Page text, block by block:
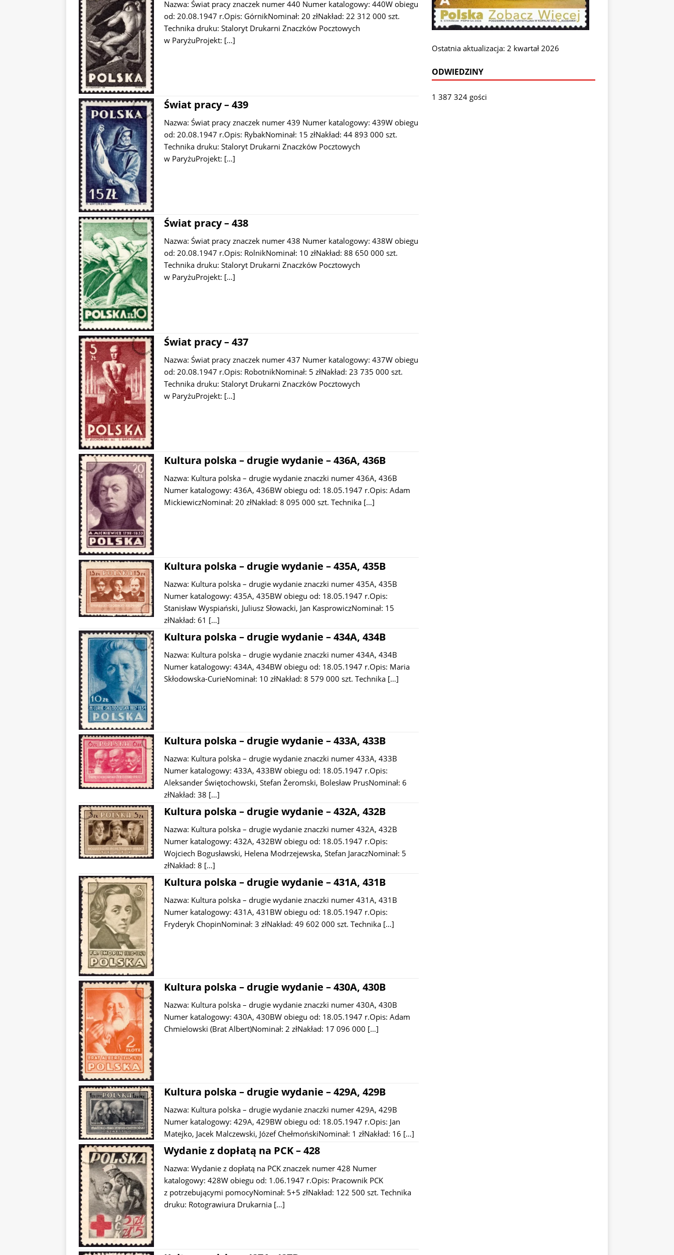
Nazwa: Świat pracy znaczek numer 440 Numer katalogowy: 440W obiegu
od: 20.08.1947 r.Opis: GórnikNominał: 20 złNakład: 22 312 000 szt.
Technika druku: Staloryt Drukarni Znaczków Pocztowych
w ParyżuProjekt: […]
Świat pracy – 439
Nazwa: Świat pracy znaczek numer 439 Numer katalogowy: 439W obiegu
od: 20.08.1947 r.Opis: RybakNominał: 15 złNakład: 44 893 000 szt.
Technika druku: Staloryt Drukarni Znaczków Pocztowych
w ParyżuProjekt: […]
Świat pracy – 438
Nazwa: Świat pracy znaczek numer 438 Numer katalogowy: 438W obiegu
od: 20.08.1947 r.Opis: RolnikNominał: 10 złNakład: 88 650 000 szt.
Technika druku: Staloryt Drukarni Znaczków Pocztowych
w ParyżuProjekt: […]
Świat pracy – 437
Nazwa: Świat pracy znaczek numer 437 Numer katalogowy: 437W obiegu
od: 20.08.1947 r.Opis: RobotnikNominał: 5 złNakład: 23 735 000 szt.
Technika druku: Staloryt Drukarni Znaczków Pocztowych
w ParyżuProjekt: […]
Kultura polska – drugie wydanie – 436A, 436B
Nazwa: Kultura polska – drugie wydanie znaczki numer 436A, 436B
Numer katalogowy: 436A, 436BW obiegu od: 18.05.1947 r.Opis: Adam
MickiewiczNominał: 20 złNakład: 8 095 000 szt. Technika […]
Kultura polska – drugie wydanie – 435A, 435B
Nazwa: Kultura polska – drugie wydanie znaczki numer 435A, 435B
Numer katalogowy: 435A, 435BW obiegu od: 18.05.1947 r.Opis:
Stanisław Wyspiański, Juliusz Słowacki, Jan KasprowiczNominał: 15
złNakład: 61 […]
Kultura polska – drugie wydanie – 434A, 434B
Nazwa: Kultura polska – drugie wydanie znaczki numer 434A, 434B
Numer katalogowy: 434A, 434BW obiegu od: 18.05.1947 r.Opis: Maria
Skłodowska-CurieNominał: 10 złNakład: 8 579 000 szt. Technika […]
Kultura polska – drugie wydanie – 433A, 433B
Nazwa: Kultura polska – drugie wydanie znaczki numer 433A, 433B
Numer katalogowy: 433A, 433BW obiegu od: 18.05.1947 r.Opis:
Aleksander Świętochowski, Stefan Żeromski, Bolesław PrusNominał: 6
złNakład: 38 […]
Kultura polska – drugie wydanie – 432A, 432B
Nazwa: Kultura polska – drugie wydanie znaczki numer 432A, 432B
Numer katalogowy: 432A, 432BW obiegu od: 18.05.1947 r.Opis:
Wojciech Bogusławski, Helena Modrzejewska, Stefan JaraczNominał: 5
złNakład: 8 […]
Kultura polska – drugie wydanie – 431A, 431B
Nazwa: Kultura polska – drugie wydanie znaczki numer 431A, 431B
Numer katalogowy: 431A, 431BW obiegu od: 18.05.1947 r.Opis:
Fryderyk ChopinNominał: 3 złNakład: 49 602 000 szt. Technika […]
Kultura polska – drugie wydanie – 430A, 430B
Nazwa: Kultura polska – drugie wydanie znaczki numer 430A, 430B
Numer katalogowy: 430A, 430BW obiegu od: 18.05.1947 r.Opis: Adam
Chmielowski (Brat Albert)Nominał: 2 złNakład: 17 096 000 […]
Kultura polska – drugie wydanie – 429A, 429B
Nazwa: Kultura polska – drugie wydanie znaczki numer 429A, 429B
Numer katalogowy: 429A, 429BW obiegu od: 18.05.1947 r.Opis: Jan
Matejko, Jacek Malczewski, Józef ChełmońskiNominał: 1 złNakład: 16 […]
Wydanie z dopłatą na PCK – 428
Nazwa: Wydanie z dopłatą na PCK znaczek numer 428 Numer
katalogowy: 428W obiegu od: 1.06.1947 r.Opis: Pracownik PCK
z potrzebującymi pomocyNominał: 5+5 złNakład: 122 500 szt. Technika
druku: Rotograwiura Drukarnia […]
Ostatnia aktualizacja: 2 kwartał 2026
ODWIEDZINY
1 387 324 gości